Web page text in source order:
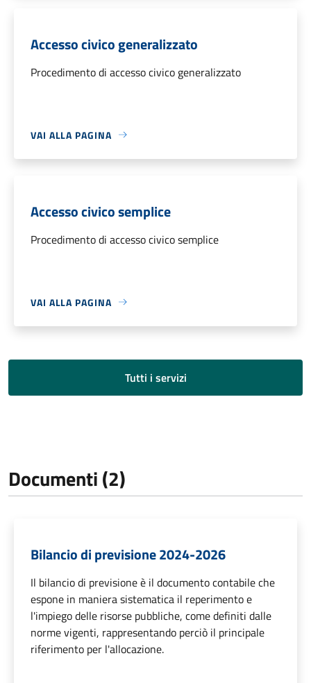
Accesso civico generalizzato
Procedimento di accesso civico generalizzato
VAI ALLA PAGINA
Accesso civico semplice
Procedimento di accesso civico semplice
VAI ALLA PAGINA
Tutti i servizi
Documenti (2)
Bilancio di previsione 2024-2026
Il bilancio di previsione è il documento contabile che
espone in maniera sistematica il reperimento e
l'impiego delle risorse pubbliche, come definiti dalle
norme vigenti, rappresentando perciò il principale
riferimento per l'allocazione.